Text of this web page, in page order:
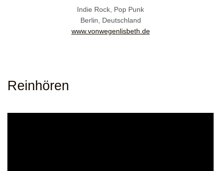
Indie Rock, Pop Punk
Berlin, Deutschland
www.vonwegenlisbeth.de
Reinhören